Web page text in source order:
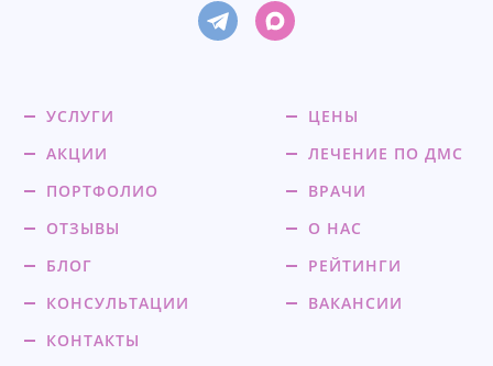
УСЛУГИ
ЦЕНЫ
АКЦИИ
ЛЕЧЕНИЕ ПО ДМС
ПОРТФОЛИО
ВРАЧИ
ОТЗЫВЫ
О НАС
БЛОГ
РЕЙТИНГИ
КОНСУЛЬТАЦИИ
ВАКАНСИИ
КОНТАКТЫ